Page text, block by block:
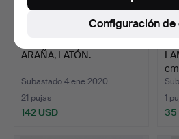
ARAÑA, LATÓN.
Subastado 4 ene 2020
21 pujas
142 USD
1
35
Configuración de